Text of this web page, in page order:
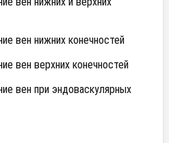
вен нижних конечностей
вен верхних конечностей
вен при эндоваскулярных